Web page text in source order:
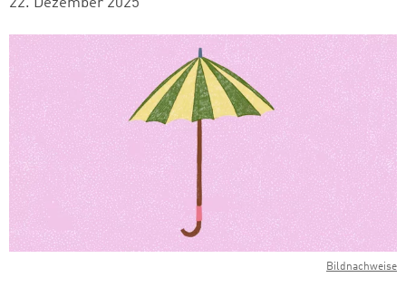
Bildnachweise